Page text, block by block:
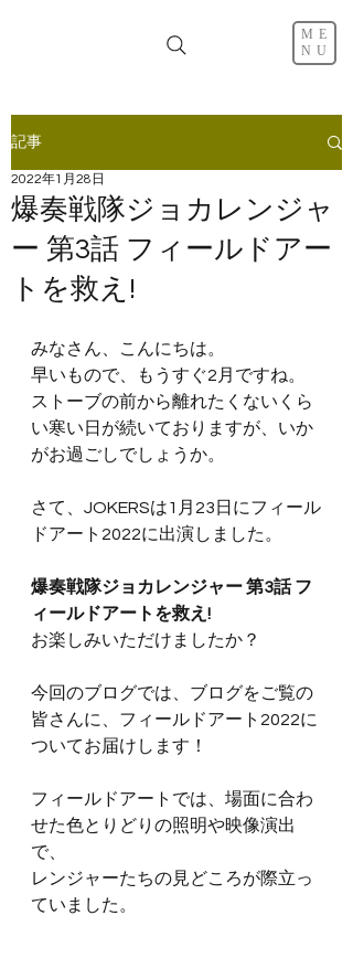
ME
NU
記事
爆奏戦隊ジョカレンジャ
ー 第3話 フィールドアー
トを救え!
2022年1月28日
みなさん、こんにちは。
早いもので、もうすぐ2月ですね。
ストーブの前から離れたくないくら
い寒い日が続いておりますが、いか
がお過ごしでしょうか。
さて、JOKERSは1月23日にフィール
ドアート2022に出演しました。
爆奏戦隊ジョカレンジャー 第3話 フ
ィールドアートを救え!
お楽しみいただけましたか？
今回のブログでは、ブログをご覧の
皆さんに、フィールドアート2022に
ついてお届けします！
フィールドアートでは、場面に合わ
せた色とりどりの照明や映像演出
で、
レンジャーたちの見どころが際立っ
ていました。